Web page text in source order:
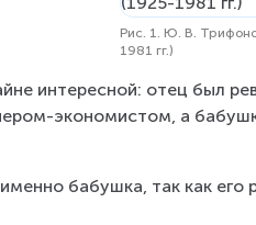
Рис. 1. Ю. В.
1981 гг.)
интересной: отец был
экономистом, а
бабушка, так как